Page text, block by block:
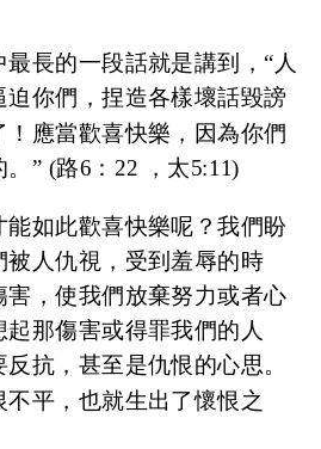
長的一段話就是講到，“人
你們，捏造各樣壞話毀謗
應當歡喜快樂，因為你們
” (路6：22 ，太5:11)
如此歡喜快樂呢？我們盼
人仇視，受到羞辱的時
，使我們放棄努力或者心
那傷害或得罪我們的人
抗，甚至是仇恨的心思。
平，也就生出了懷恨之